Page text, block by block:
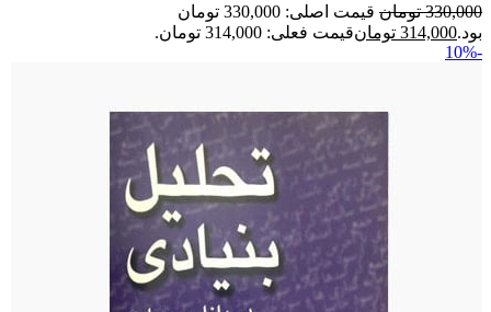
330,000 تومان
قیمت اصلی: 330,000 تومان
بود.314,000 تومانقیمت فعلی: 314,000 تومان.
-10%